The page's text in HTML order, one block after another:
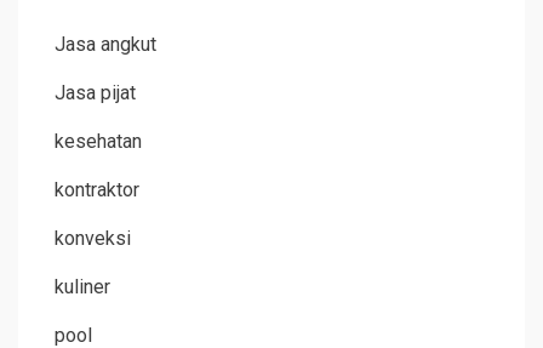
Jasa angkut
Jasa pijat
kesehatan
kontraktor
konveksi
kuliner
pool